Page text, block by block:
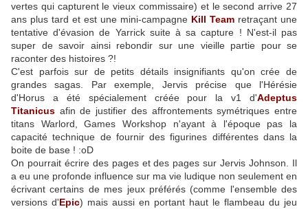
vertes qui capturent le vieux commissaire) et le second arrive 27
ans plus tard et est une mini-campagne Kill Team retraçant une
tentative d'évasion de Yarrick suite à sa capture ! N'est-il pas
super de savoir ainsi rebondir sur une vieille partie pour se
raconter des histoires ?!
C'est parfois sur de petits détails insignifiants qu'on crée de
grandes sagas. Par exemple, Jervis précise que l'Hérésie
d'Horus a été spécialement créée pour la v1 d'Adeptus
Titanicus afin de justifier des affrontements symétriques entre
titans Warlord, Games Workshop n'ayant à l'époque pas la
capacité technique de fournir des figurines différentes dans la
boite de base ! :oD
On pourrait écrire des pages et des pages sur Jervis Johnson. Il
a eu une profonde influence sur ma vie ludique non seulement en
écrivant certains de mes jeux préférés (comme l'ensemble des
versions d'Epic) mais aussi en portant haut le flambeau du jeu